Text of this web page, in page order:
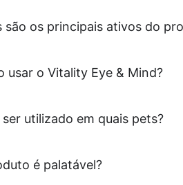
são os principais ativos do
usar o Vitality Eye & Mind?
utilizado em quais pets?
é palatável?